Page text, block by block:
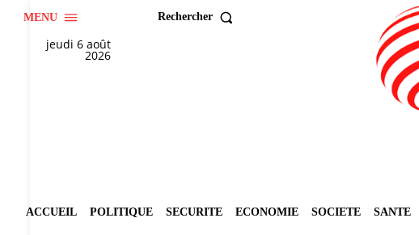
MENU Rechercher
jeudi 6 août
2026
ACCUEIL POLITIQUE SECURITE ECONOMIE SOCIETE SANTE